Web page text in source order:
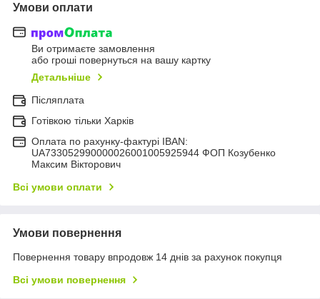
Умови оплати
Ви отримаєте замовлення
або гроші повернуться на вашу картку
Детальніше
Післяплата
Готівкою тільки Харків
Оплата по рахунку-фактурі IBAN:
UA733052990000026001005925944 ФОП Козубенко
Максим Вікторович
Всі умови оплати
Умови повернення
Повернення товару впродовж 14 днів за рахунок покупця
Всі умови повернення